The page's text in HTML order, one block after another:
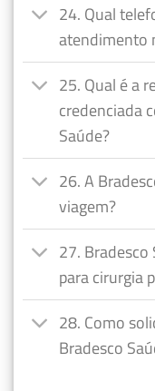
24. Qual
atendimento
25. Qual é a
credenciada
Saúde?
26. A
viagem?
27.
para cirurgia
28. Como
Bradesco